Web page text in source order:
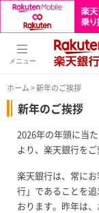
メニュー
ホーム>新年のご挨拶
新年のご挨拶
2026年の年頭に当
より、楽天銀行を
楽天銀行は、常に
行」であることを
おります。昨年は